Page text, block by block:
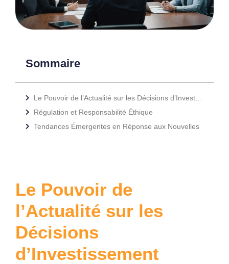
Sommaire
Régulation et Responsabilité Éthique
Tendances Émergentes en Réponse aux Nouvelles
Le Pouvoir de
l’Actualité sur les
Décisions
d’Investissement